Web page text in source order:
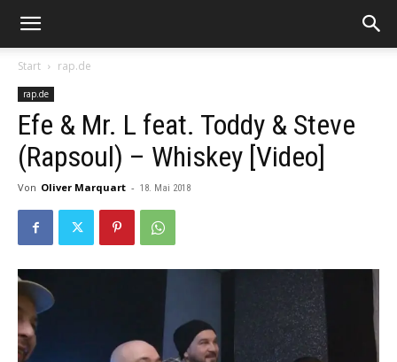
Start rap.de
rap.de
Efe & Mr. L feat. Toddy & Steve
(Rapsoul) – Whiskey [Video]
Von Oliver Marquart - 18. Mai 2018